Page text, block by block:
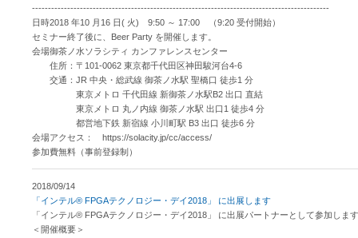
---------------------------------------------------------------------------------------------
日時2018 年10 月16 日( 火) 9:50 ～ 17:00 （9:20 受付開始）
セミナー終了後に、Beer Party を開催します。
会場御茶ノ水ソラシティ カンファレンスセンター
住所：〒101-0062 東京都千代田区神田駿河台4-6
交通：JR 中央・総武線 御茶ノ水駅 聖橋口 徒歩1 分
東京メトロ 千代田線 新御茶ノ水駅B2 出口 直結
東京メトロ 丸ノ内線 御茶ノ水駅 出口1 徒歩4 分
都営地下鉄 新宿線 小川町駅 B3 出口 徒歩6 分
会場アクセス： https://solacity.jp/cc/access/
参加費無料（事前登録制）
2018/09/14
「インテル® FPGAテクノロジー・デイ2018」 に出展します
「インテル® FPGAテクノロジー・デイ2018」 に出展パートナーとして参加しま
＜開催概要＞